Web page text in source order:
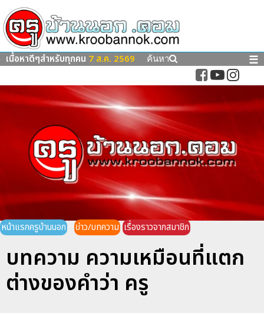
เนื้อหาดีๆสำหรับทุกคน 7 ส.ค. 2569 ค้นหา ☰
หน้าแรกครูบ้านนอก ข่าว/บทความ เรื่องราวจากสมาชิก
บทความ ความเหมือนที่แตก
ต่างของคำว่า ครู